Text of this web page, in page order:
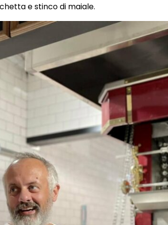
e stinco di maiale.